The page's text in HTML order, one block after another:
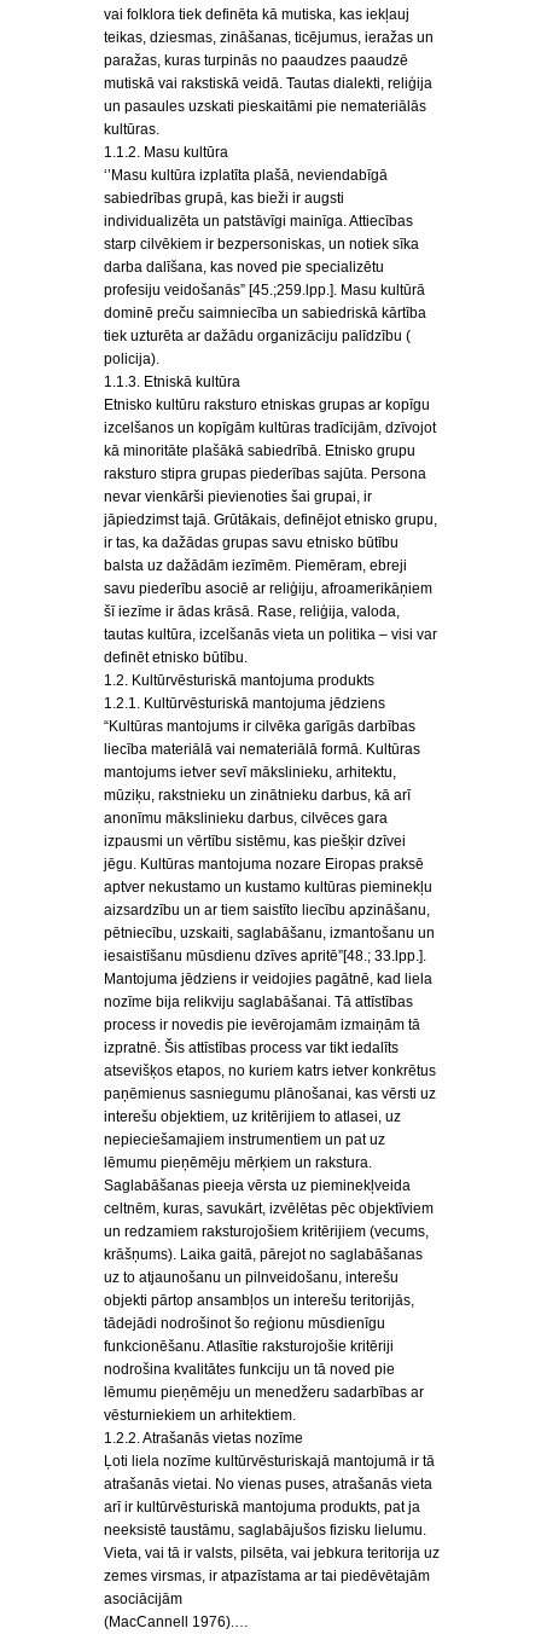
vai folklora tiek definēta kā mutiska, kas iekļauj
teikas, dziesmas, zināšanas, ticējumus, ieražas un
paražas, kuras turpinās no paaudzes paaudzē
mutiskā vai rakstiskā veidā. Tautas dialekti, reliģija
un pasaules uzskati pieskaitāmi pie nemateriālās
kultūras.
1.1.2. Masu kultūra
‘’Masu kultūra izplatīta plašā, neviendabīgā
sabiedrības grupā, kas bieži ir augsti
individualizēta un patstāvīgi mainīga. Attiecības
starp cilvēkiem ir bezpersoniskas, un notiek sīka
darba dalīšana, kas noved pie specializētu
profesiju veidošanās” [45.;259.lpp.]. Masu kultūrā
dominē preču saimniecība un sabiedriskā kārtība
tiek uzturēta ar dažādu organizāciju palīdzību (
policija).
1.1.3. Etniskā kultūra
Etnisko kultūru raksturo etniskas grupas ar kopīgu
izcelšanos un kopīgām kultūras tradīcijām, dzīvojot
kā minoritāte plašākā sabiedrībā. Etnisko grupu
raksturo stipra grupas piederības sajūta. Persona
nevar vienkārši pievienoties šai grupai, ir
jāpiedzimst tajā. Grūtākais, definējot etnisko grupu,
ir tas, ka dažādas grupas savu etnisko būtību
balsta uz dažādām iezīmēm. Piemēram, ebreji
savu piederību asociē ar reliģiju, afroamerikāņiem
šī iezīme ir ādas krāsā. Rase, reliģija, valoda,
tautas kultūra, izcelšanās vieta un politika – visi var
definēt etnisko būtību.
1.2. Kultūrvēsturiskā mantojuma produkts
1.2.1. Kultūrvēsturiskā mantojuma jēdziens
“Kultūras mantojums ir cilvēka garīgās darbības
liecība materiālā vai nemateriālā formā. Kultūras
mantojums ietver sevī mākslinieku, arhitektu,
mūziķu, rakstnieku un zinātnieku darbus, kā arī
anonīmu mākslinieku darbus, cilvēces gara
izpausmi un vērtību sistēmu, kas piešķir dzīvei
jēgu. Kultūras mantojuma nozare Eiropas praksē
aptver nekustamo un kustamo kultūras pieminekļu
aizsardzību un ar tiem saistīto liecību apzināšanu,
pētniecību, uzskaiti, saglabāšanu, izmantošanu un
iesaistīšanu mūsdienu dzīves apritē”[48.; 33.lpp.].
Mantojuma jēdziens ir veidojies pagātnē, kad liela
nozīme bija relikviju saglabāšanai. Tā attīstības
process ir novedis pie ievērojamām izmaiņām tā
izpratnē. Šis attīstības process var tikt iedalīts
atsevišķos etapos, no kuriem katrs ietver konkrētus
paņēmienus sasniegumu plānošanai, kas vērsti uz
interešu objektiem, uz kritērijiem to atlasei, uz
nepieciešamajiem instrumentiem un pat uz
lēmumu pieņēmēju mērķiem un rakstura.
Saglabāšanas pieeja vērsta uz pieminekļveida
celtnēm, kuras, savukārt, izvēlētas pēc objektīviem
un redzamiem raksturojošiem kritērijiem (vecums,
krāšņums). Laika gaitā, pārejot no saglabāšanas
uz to atjaunošanu un pilnveidošanu, interešu
objekti pārtop ansambļos un interešu teritorijās,
tādejādi nodrošinot šo reģionu mūsdienīgu
funkcionēšanu. Atlasītie raksturojošie kritēriji
nodrošina kvalitātes funkciju un tā noved pie
lēmumu pieņēmēju un menedžeru sadarbības ar
vēsturniekiem un arhitektiem.
1.2.2. Atrašanās vietas nozīme
Ļoti liela nozīme kultūrvēsturiskajā mantojumā ir tā
atrašanās vietai. No vienas puses, atrašanās vieta
arī ir kultūrvēsturiskā mantojuma produkts, pat ja
neeksistē taustāmu, saglabājušos fizisku lielumu.
Vieta, vai tā ir valsts, pilsēta, vai jebkura teritorija uz
zemes virsmas, ir atpazīstama ar tai piedēvētajām
asociācijām
(MacCannell 1976).…